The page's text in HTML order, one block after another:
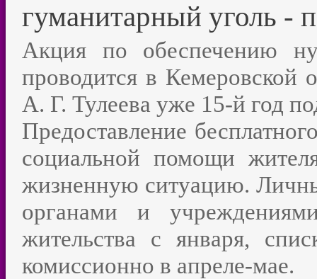
гуманитарный уголь -
Акция по обеспечению
проводится в Кемеровской
А. Г. Тулеева уже 15-й год
Предоставление
социальной помощи
жизненную ситуацию.
органами и
жительства с января,
комиссионно в апреле-мае.